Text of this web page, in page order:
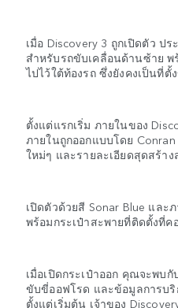
เมื่อ Discovery 3 ถูกเปิดตัว ป
สำหรับรถขับเคลื่อนด้านซ้าย
ไปไว้ใต้ท้องรถ ซึ่งยังคงเป็นที่
ตั้งแต่แรกเริ่ม ภายในของ
ภายในถูกออกแบบโดย Conran
ใหม่ๆ และรายละเอียดสุดสร้าง
เปิดตัวด้วยสี Sonar Blue และ
พร้อมกระเป๋าสะพายที่ติดตั้งที่
เมื่อเปิดกระเป๋าออก คุณจะพบ
ขับขี่ออฟโรด และข้อมูลการบ
ตั้งแต่เริ่มต้น เจ้าของ